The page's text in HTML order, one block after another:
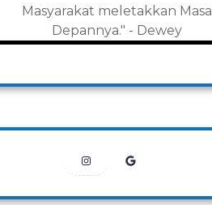
Masyarakat meletakkan Masa
Depannya." - Dewey
InstagramGoogle